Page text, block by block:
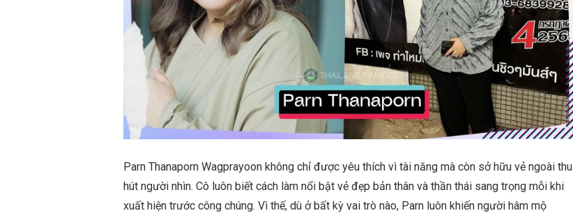
Parn Thanaporn Wagprayoon không chỉ được yêu thích vì tài năng mà còn sở hữu vẻ ngoài thu
hút người nhìn. Cô luôn biết cách làm nổi bật vẻ đẹp bản thân và thần thái sang trọng mỗi khi
xuất hiện trước công chúng. Vì thế, dù ở bất kỳ vai trò nào, Parn luôn khiến người hâm mộ